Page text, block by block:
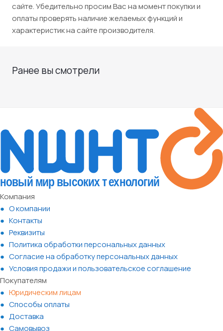
сайте. Убедительно просим Вас на момент покупки и
оплаты проверять наличие желаемых функций и
характеристик на сайте производителя.
Ранее вы смотрели
Компания
О компании
Контакты
Реквизиты
Политика обработки персональных данных
Согласие на обработку персональных данных
Условия продажи и пользовательское соглашение
Покупателям
Юридическим лицам
Способы оплаты
Доставка
Самовывоз